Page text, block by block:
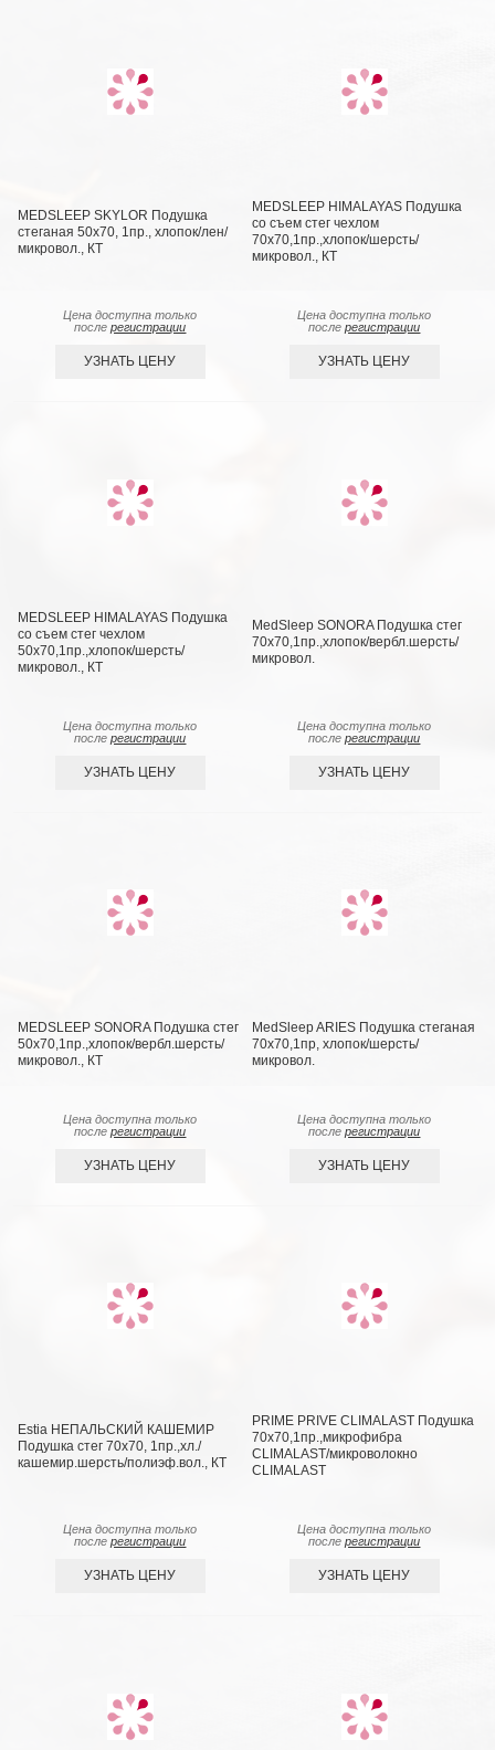
MEDSLEEP SKYLOR Подушка
стеганая 50х70, 1пр., хлопок/лен/
микровол., КТ
Цена доступна только
послерегистрации
УЗНАТЬ ЦЕНУ
MEDSLEEP HIMALAYAS Подушка
со съем стег чехлом
70х70,1пр.,хлопок/шерсть/
микровол., КТ
Цена доступна только
послерегистрации
УЗНАТЬ ЦЕНУ
MEDSLEEP HIMALAYAS Подушка
со съем стег чехлом
50х70,1пр.,хлопок/шерсть/
микровол., КТ
Цена доступна только
послерегистрации
УЗНАТЬ ЦЕНУ
MedSleep SONORA Подушка стег
70х70,1пр.,хлопок/вербл.шерсть/
микровол.
Цена доступна только
послерегистрации
УЗНАТЬ ЦЕНУ
MEDSLEEP SONORA Подушка стег
50х70,1пр.,хлопок/вербл.шерсть/
микровол., КТ
Цена доступна только
послерегистрации
УЗНАТЬ ЦЕНУ
MedSleep ARIES Подушка стеганая
70х70,1пр, хлопок/шерсть/
микровол.
Цена доступна только
послерегистрации
УЗНАТЬ ЦЕНУ
Estia НЕПАЛЬСКИЙ КАШЕМИР
Подушка стег 70х70, 1пр.,хл./
кашемир.шерсть/полиэф.вол., КТ
Цена доступна только
послерегистрации
УЗНАТЬ ЦЕНУ
PRIME PRIVE CLIMALAST Подушка
70х70,1пр.,микрофибра
CLIMALAST/микроволокно
CLIMALAST
Цена доступна только
послерегистрации
УЗНАТЬ ЦЕНУ